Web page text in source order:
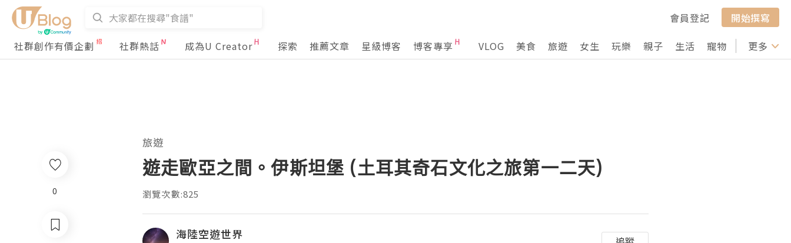
會員登記
開始撰寫
社群創作有價企劃
社群熱話 成為U Creator 探索 推薦文章 星級博客 博客專享 VLOG 美食 旅遊 女生 玩樂 親子 生活 寵物 行山 打卡
更多
0
旅遊
遊走歐亞之間。伊斯坦堡 (土耳其奇石文化之旅第一二天)
瀏覽次數:825
海陸空遊世界